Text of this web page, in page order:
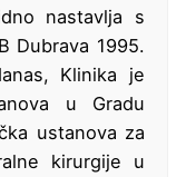
nastavlja s
Dubrava 1995.
Klinika je
u Gradu
ustanova za
kirurgije u